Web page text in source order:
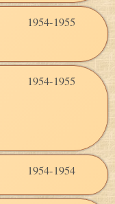
1954-1955
1954-1955
1954-1954